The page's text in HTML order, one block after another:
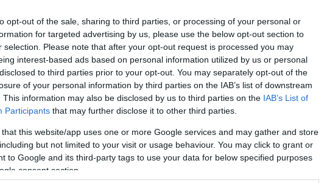
opt-out of the sale, sharing to third parties, or processing of your personal or
for targeted advertising by us, please use the below opt-out section to
selection. Please note that after your opt-out request is processed you may
interest-based ads based on personal information utilized by us or personal
to third parties prior to your opt-out. You may separately opt-out of the
of your personal information by third parties on the IAB’s list of downstream
This information may also be disclosed by us to third parties on the IAB’s List of
Participants that may further disclose it to other third parties.
that this website/app uses one or more Google services and may gather and store
but not limited to your visit or usage behaviour. You may click to grant or
to Google and its third-party tags to use your data for below specified purposes
consent section.
Habsburgok
Szerzők
- duplagondol(
Cs (profil)
Kaif (profil)
Bögöy (törölt) (profil
( profil)
hami ( profil)
lécci(profil)
( profil
nagypilu1(profil)
Tetszik 0
tovább »
marsallfrankok